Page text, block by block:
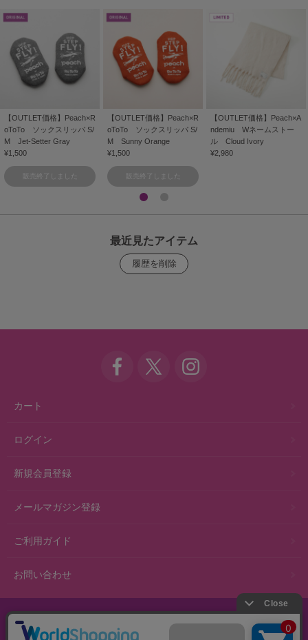
【OUTLET価格】Peach×R
oToTo ソックスリッパ S/
M Jet-Setter Gray
¥1,500
販売終了しました
【OUTLET価格】Peach×R
oToTo ソックスリッパ S/
M Sunny Orange
¥1,500
販売終了しました
【OUTLET価格】Peach×A
ndemiu Wネームストー
ル Cloud Ivory
¥2,980
最近見たアイテム
カート
ログイン
新規会員登録
メールマガジン登録
ご利用ガイド
お問い合わせ